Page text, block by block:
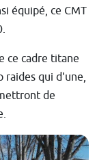
équipé, ce CMT
ce cadre titane
raides qui d'une,
de